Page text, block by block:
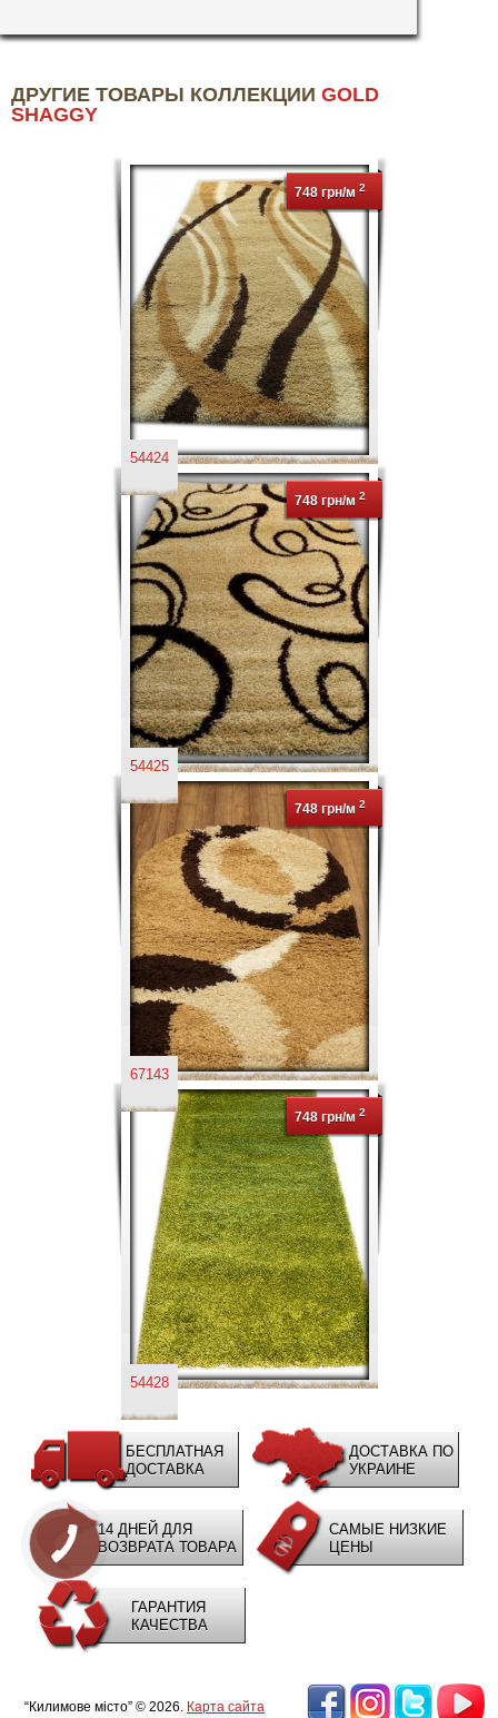
ДРУГИЕ ТОВАРЫ КОЛЛЕКЦИИ GOLD
SHAGGY
748 грн/м 2
54424
748 грн/м 2
54425
748 грн/м 2
67143
748 грн/м 2
54428
БЕСПЛАТНАЯ
ДОСТАВКА
ДОСТАВКА ПО
УКРАИНЕ
14 ДНЕЙ ДЛЯ
ВОЗВРАТА ТОВАРА
САМЫЕ НИЗКИЕ
ЦЕНЫ
ГАРАНТИЯ
КАЧЕСТВА
“Килимове місто” © 2026. Карта сайта